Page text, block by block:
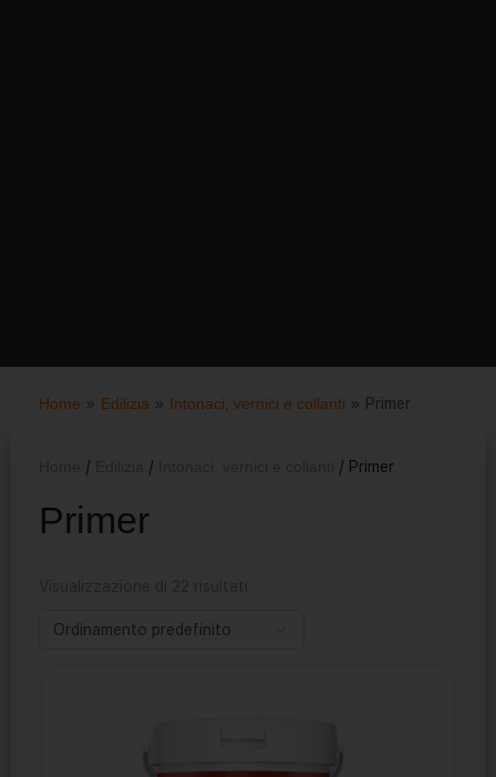
Home » Edilizia » Intonaci, vernici e collanti » Primer
/ / / Primer
Primer